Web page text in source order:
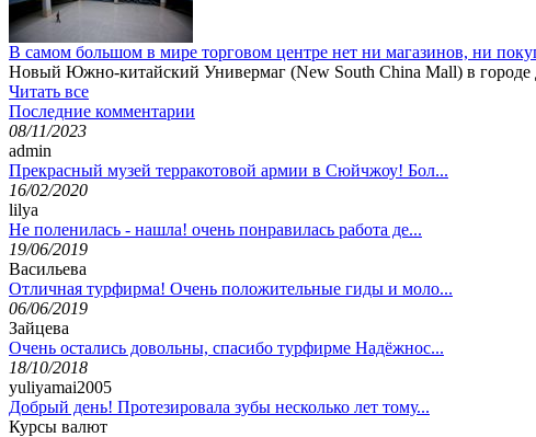
В самом большом в мире торговом центре нет ни магазинов, ни
Новый Южно-китайский Универмаг (New South China Mall) в городе
Читать все
Последние комментарии
08/11/2023
admin
Прекрасный музей терракотовой армии в Сюйчжоу! Бол...
16/02/2020
lilya
Не поленилась - нашла! очень понравилась работа де...
19/06/2019
Васильева
Отличная турфирма! Очень положительные гиды и моло...
06/06/2019
Зайцева
Очень остались довольны, спасибо турфирме Надёжнос...
18/10/2018
yuliyamai2005
Добрый день! Протезировала зубы несколько лет тому...
Курсы валют